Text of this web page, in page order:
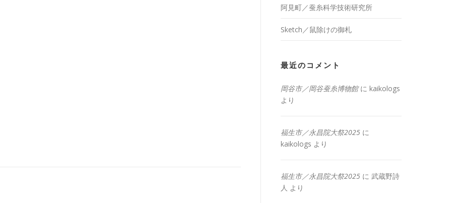
阿見町／蚕糸科学技術研究所
Sketch／鼠除けの御札
最近のコメント
岡谷市／岡谷蚕糸博物館に kaikologs
より
福生市／永昌院大祭2025 に
kaikologs より
福生市／永昌院大祭2025 に 武蔵野詩
人 より